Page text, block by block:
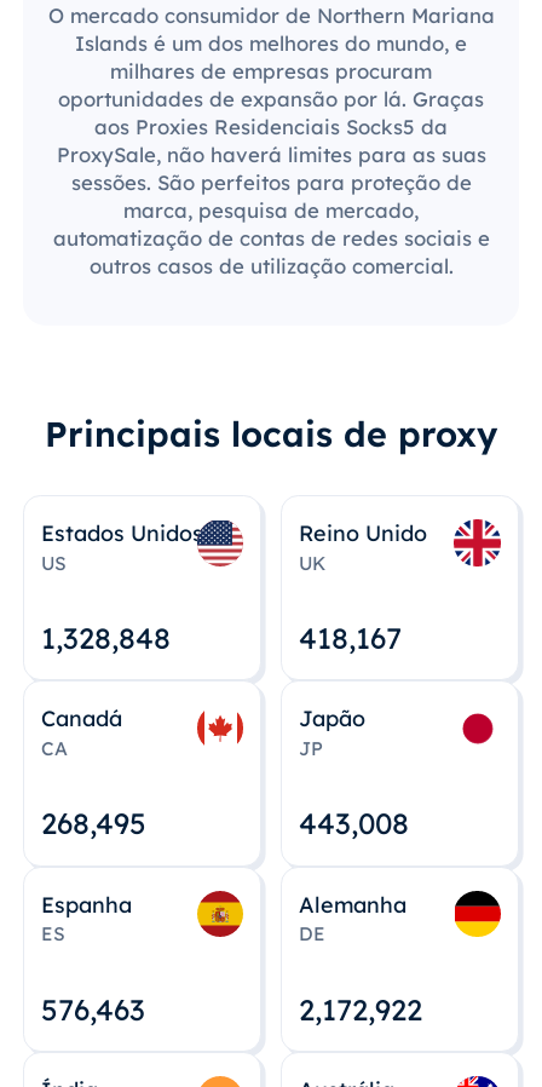
O mercado consumidor de Northern Mariana
Islands é um dos melhores do mundo, e
milhares de empresas procuram
oportunidades de expansão por lá. Graças
aos Proxies Residenciais Socks5 da
ProxySale, não haverá limites para as suas
sessões. São perfeitos para proteção de
marca, pesquisa de mercado,
automatização de contas de redes sociais e
outros casos de utilização comercial.
Principais locais de proxy
Estados Unidos
US
1,328,848
Reino Unido
UK
418,167
Canadá
CA
268,495
Japão
JP
443,008
Espanha
ES
576,463
Alemanha
DE
2,172,922